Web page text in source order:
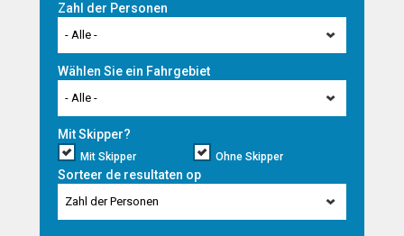
Zahl der Personen
- Alle -
Wählen Sie ein Fahrgebiet
- Alle -
Mit Skipper?
Mit Skipper Ohne Skipper
Sorteer de resultaten op
Zahl der Personen